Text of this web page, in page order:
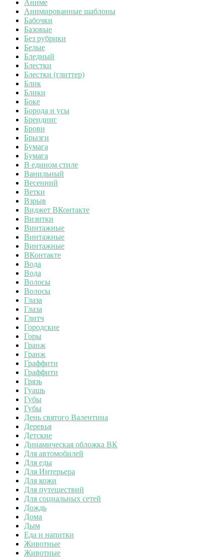
Аниме
Анимированные шаблоны
Бабочки
Базовые
Без рубрики
Белые
Бледный
Блестки
Блестки (глиттер)
Блик
Блики
Боке
Борода и усы
Брендинг
Брови
Брызги
Бумага
Бумага
В едином стиле
Ванильный
Весенний
Ветки
Взрыв
Виджет ВКонтакте
Визитки
Винтажные
Винтажные
Винтажные
ВКонтакте
Вода
Вода
Волосы
Волосы
Глаза
Глаза
Глитч
Городские
Горы
Гранж
Гранж
Граффити
Граффити
Грязь
Гуашь
Губы
Губы
День святого Валентина
Деревья
Детские
Динамическая обложка ВК
Для автомобилей
Для еды
Для Интерьера
Для кожи
Для путешествий
Для социальных сетей
Дождь
Дома
Дым
Еда и напитки
Животные
Животные